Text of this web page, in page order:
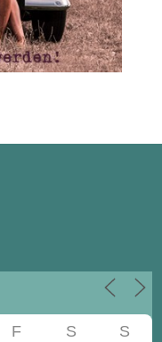
F S S